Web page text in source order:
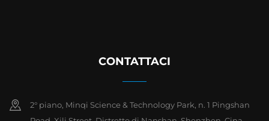
CONTATTACI
2° piano, Minqi Science & Technology Park, n. 1 Pingshan